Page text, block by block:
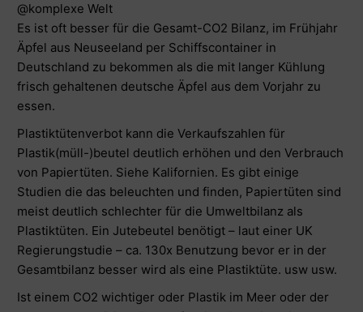
@komplexe Welt
Es ist oft besser für die Gesamt-CO2 Bilanz, im Frühjahr
Äpfel aus Neuseeland per Schiffscontainer in
Deutschland zu bekommen als die mit langer Kühlung
frisch gehaltenen deutsche Äpfel aus dem Vorjahr zu
essen.
Plastiktütenverbot kann die Verkaufszahlen für
Plastik(müll-)beutel deutlich erhöhen und den Verbrauch
von Papiertüten. Siehe Kalifornien. Es gibt einige
Studien die das beleuchten und finden, Papiertüten sind
meist deutlich schlechter für die Umweltbilanz als
Plastiktüten. Ein Jutebeutel benötigt – laut einer UK
Regierungstudie – ca. 130x Benutzung bevor er in der
Gesamtbilanz besser wird als eine Plastiktüte. usw usw.
Ist einem CO2 wichtiger oder Plastik im Meer oder der